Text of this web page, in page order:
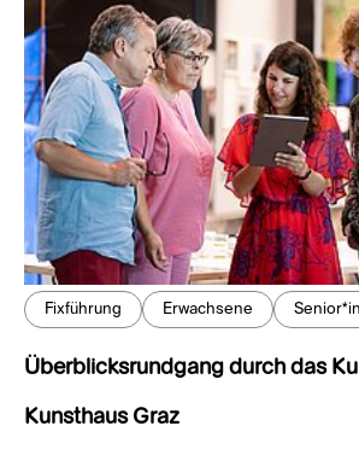
Fixführung Erwachsene
Überblicksrundgang durch das
Kunsthaus Graz